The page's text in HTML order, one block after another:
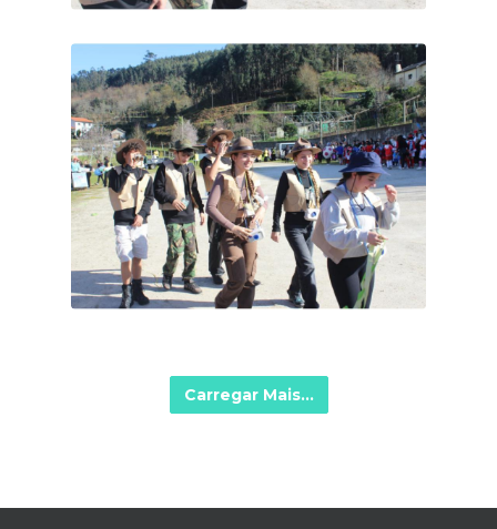
Carregar Mais...